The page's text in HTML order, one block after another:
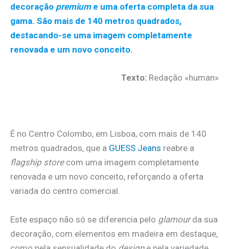
decoração premiume uma oferta completa da sua
gama. São mais de 140 metros quadrados,
destacando-se uma imagem completamente
renovada e um novo conceito.
Texto: Redação «human»
É no Centro Colombo, em Lisboa, com mais de 140
metros quadrados, que a GUESS Jeans reabre a
flagship storecom uma imagem completamente
renovada e um novo conceito, reforçando a oferta
variada do centro comercial.
Este espaço não só se diferencia pelo glamourda sua
decoração, com elementos em madeira em destaque,